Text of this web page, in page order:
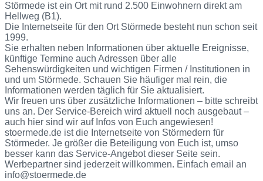
Störmede ist ein Ort mit rund 2.500 Einwohnern direkt am
Hellweg (B1).
Die Internetseite für den Ort Störmede besteht nun schon seit
1999.
Sie erhalten neben Informationen über aktuelle Ereignisse,
künftige Termine auch Adressen über alle
Sehenswürdigkeiten und wichtigen Firmen / Institutionen in
und um Störmede. Schauen Sie häufiger mal rein, die
Informationen werden täglich für Sie aktualisiert.
Wir freuen uns über zusätzliche Informationen – bitte schreibt
uns an. Der Service-Bereich wird aktuell noch ausgebaut –
auch hier sind wir auf Infos von Euch angewiesen!
stoermede.de ist die Internetseite von Störmedern für
Störmeder. Je größer die Beteiligung von Euch ist, umso
besser kann das Service-Angebot dieser Seite sein.
Werbepartner sind jederzeit willkommen. Einfach email an
info@stoermede.de